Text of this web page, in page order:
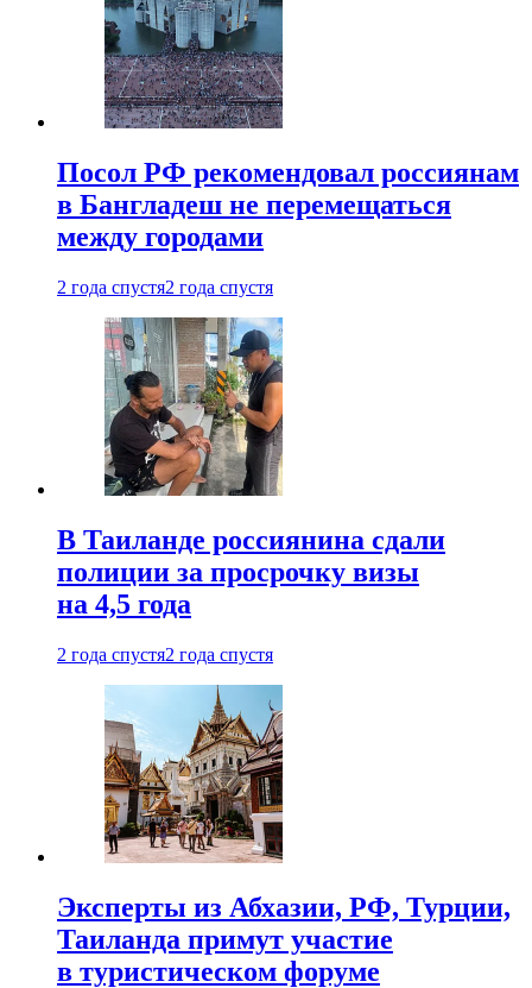
Посол РФ рекомендовал россиянам
в Бангладеш не перемещаться
между городами
2 года спустя2 года спустя
В Таиланде россиянина сдали
полиции за просрочку визы
на 4,5 года
2 года спустя2 года спустя
Эксперты из Абхазии, РФ, Турции,
Таиланда примут участие
в туристическом форуме